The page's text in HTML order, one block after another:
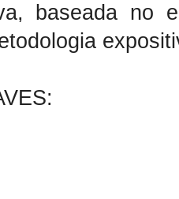
baseada no